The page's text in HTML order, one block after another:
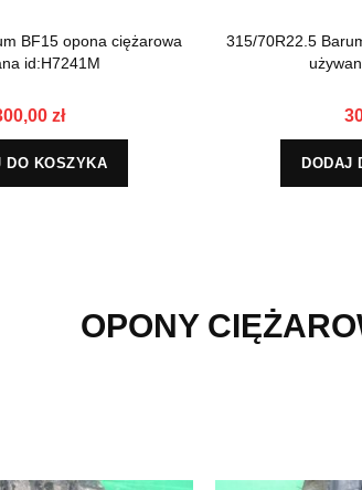
BF15 opona ciężarowa
id:H7241M
zł
DO KOSZYKA
315/70R22.5
DODAJ
OPONY